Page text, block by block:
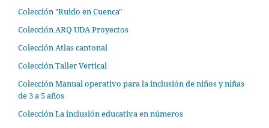
Colección "Ruido en Cuenca"
Colección ARQ UDA Proyectos
Colección Atlas cantonal
Colección Taller Vertical
Colección Manual operativo para la inclusión de niños y niñas
de 3 a 5 años
Colección La inclusión educativa en números